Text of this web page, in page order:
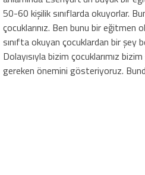
50-60 kişilik sınıflarda okuyorlar.
çocuklarınız. Ben bunu bir eğitmen
sınıfta okuyan çocuklardan bir şey
Dolayısıyla bizim çocuklarımız
gereken önemini gösteriyoruz.